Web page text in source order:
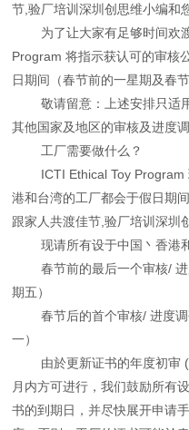
节,验厂培训深圳创思维小编和
为了让大家有足够时间欢渡
Program 将指示获认可的审核
日期间（春节前的一星期及春
敬请留意：上述安排只适用
其他国家及地区的审核及进度
工厂需要做什么？
ICTI Ethical Toy Program
港和台湾的工厂都会于假日期
跟家人共渡佳节,验厂培训深圳
现请所有设于中国丶香港和
春节前的最后一个审核/ 进
期五）
春节后的首个审核/ 进度调
一）
由於更新证书的年度初审
月内方可进行，我们鼓励所有
书的到期日，并尽快展开申请